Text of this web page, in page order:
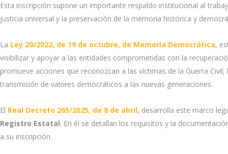
Esta inscripción supone un importante respaldo institucional al
justicia universal y la preservación de la memoria histórica y
La Ley 20/2022, de 19 de octubre, de Memoria Democrática,
visibilizar y apoyar a las entidades comprometidas con la
promueve acciones que reconozcan a las víctimas de la Guerra
transmisión de valores democráticos a las nuevas generaciones.
El Real Decreto 265/2025, de 8 de abril, desarrolla este marco
Registro Estatal. En él se detallan los requisitos y la
a su inscripción.